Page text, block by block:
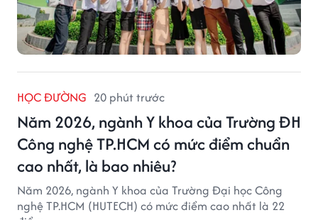
HỌC ĐƯỜNG 20 phút trước
Năm 2026, ngành Y khoa của Trường ĐH
Công nghệ TP.HCM có mức điểm chuẩn
cao nhất, là bao nhiêu?
Năm 2026, ngành Y khoa của Trường Đại học Công
nghệ TP.HCM (HUTECH) có mức điểm cao nhất là 22